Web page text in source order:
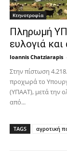
Κτηνοτροφία
Πληρωμή
ευλογιά
Ioannis Chatziarapis -
Στην πίστωση
προχωρά το
(ΥΠΑΑΤ), μετά την
από...
TAGS αγροτική